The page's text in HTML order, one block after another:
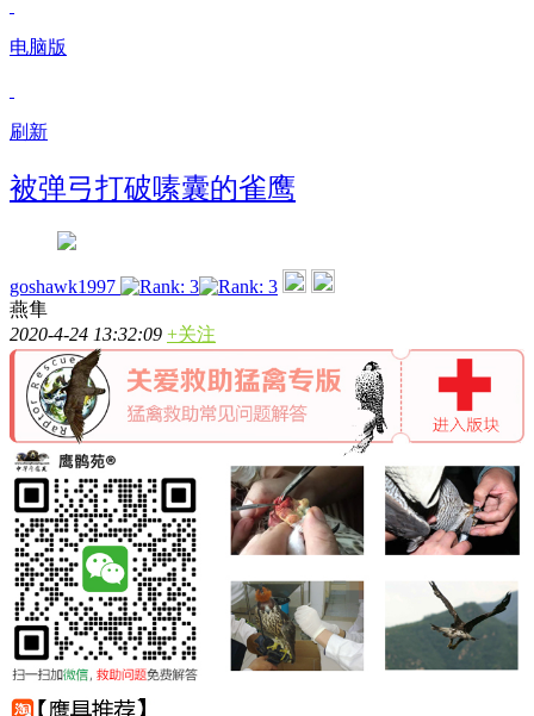
电脑版
刷新
被弹弓打破嗉囊的雀鹰
goshawk1997
燕隼
2020-4-24 13:32:09 +关注